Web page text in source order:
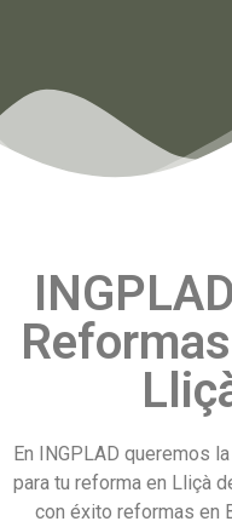
En INGPLAD queremos
para tu reforma en Lliçà
con éxito reformas en